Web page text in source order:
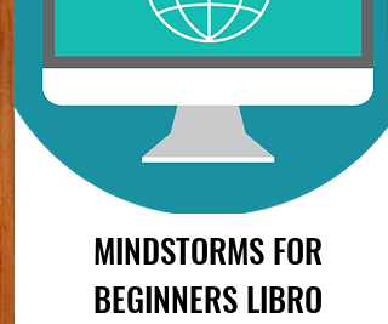
MINDSTORMS FOR
BEGINNERS LIBRO